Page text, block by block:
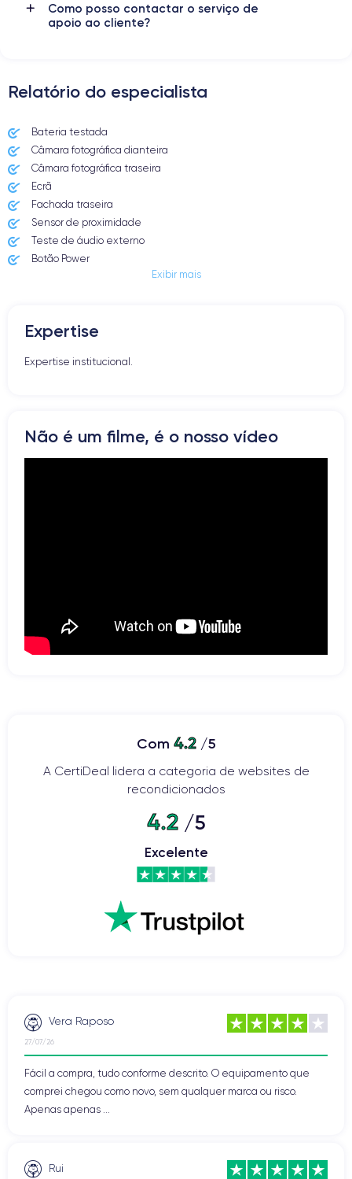
Como posso contactar o serviço de
apoio ao cliente?
Relatório do especialista
Bateria testada
Câmara fotográfica dianteira
Câmara fotográfica traseira
Ecrã
Fachada traseira
Sensor de proximidade
Teste de áudio externo
Botão Power
Entrada Jack ou Lightening
Altifalante
Botão Home
Vibrador
Prise USB
Exibir mais
Expertise
Expertise institucional.
Não é um filme, é o nosso vídeo
Com 4.2/5
A CertiDeal lidera a categoria de websites de
recondicionados
4.2/5
Excelente
Vera Raposo
27/07/26
Fácil a compra, tudo conforme descrito. O equipamento que
comprei chegou como novo, sem qualquer marca ou risco.
Apenas apenas ...
Rui